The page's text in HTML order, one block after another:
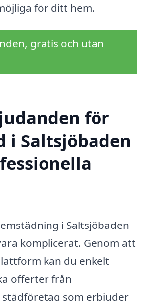
för ditt hem.
gratis och utan
för
i Saltsjöbaden
i Saltsjöbaden
komplicerat. Genom att
kan du enkelt
offerter från
som erbjuder